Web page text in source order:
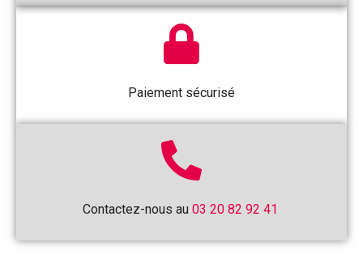
Paiement sécurisé
Contactez-nous au 03 20 82 92 41